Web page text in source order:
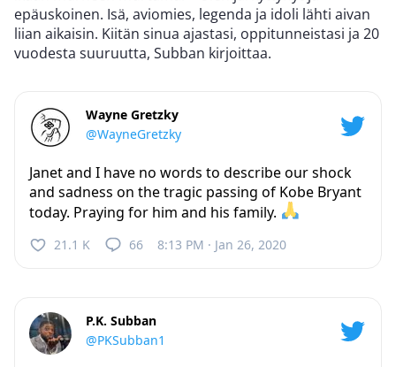
epäuskoinen. Isä, aviomies, legenda ja idoli lähti aivan
liian aikaisin. Kiitän sinua ajastasi, oppitunneistasi ja 20
vuodesta suuruutta, Subban kirjoittaa.
Wayne Gretzky
@WayneGretzky
Janet and I have no words to describe our shock
and sadness on the tragic passing of Kobe Bryant
today. Praying for him and his family.
21.1 K 66 8:13 PM · Jan 26, 2020
P.K. Subban
@PKSubban1